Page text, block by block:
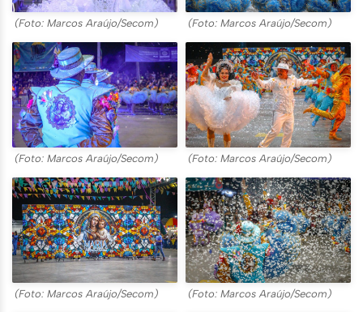
(Foto: Marcos Araújo/Secom) (Foto: Marcos Araújo/Secom)
(Foto: Marcos Araújo/Secom) (Foto: Marcos Araújo/Secom)
(Foto: Marcos Araújo/Secom) (Foto: Marcos Araújo/Secom)